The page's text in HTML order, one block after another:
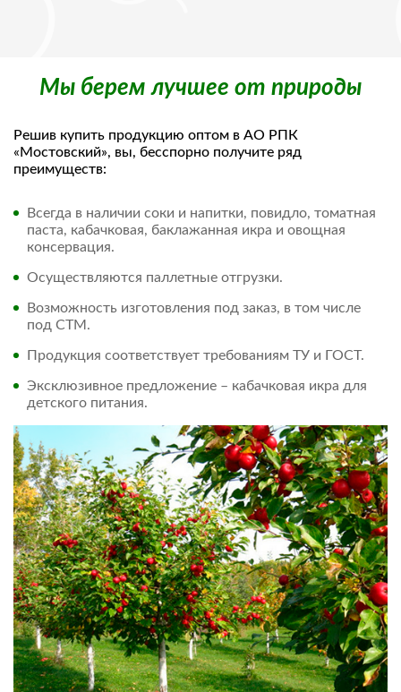
Мы берем лучшее от природы
Решив купить продукцию оптом в АО РПК
«Мостовский», вы, бесспорно получите ряд
преимуществ:
Всегда в наличии соки и напитки, повидло, томатная
паста, кабачковая, баклажанная икра и овощная
консервация.
Осуществляются паллетные отгрузки.
Возможность изготовления под заказ, в том числе
под СТМ.
Продукция соответствует требованиям ТУ и ГОСТ.
Эксклюзивное предложение – кабачковая икра для
детского питания.